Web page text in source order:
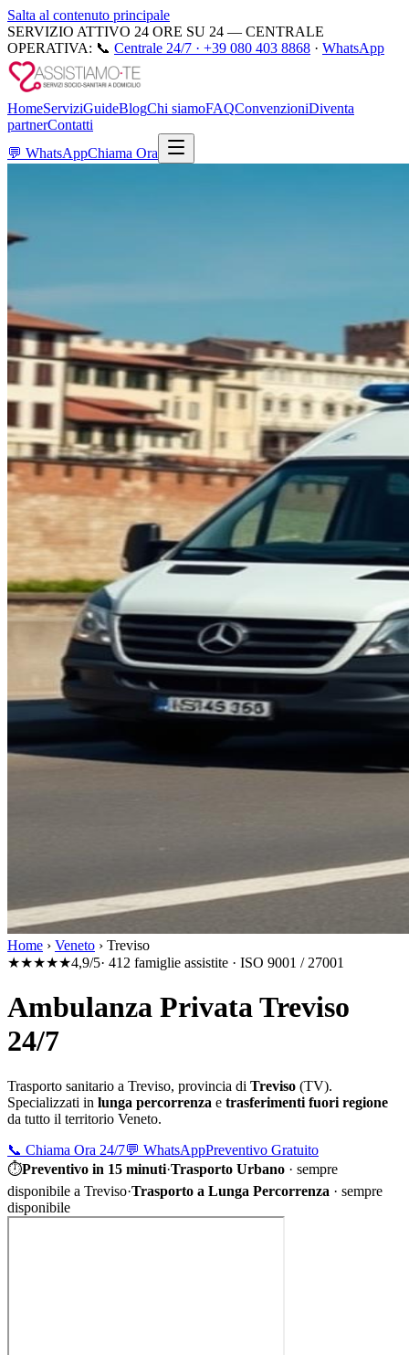
Salta al contenuto principale
SERVIZIO ATTIVO 24 ORE SU 24 — CENTRALE
OPERATIVA: 📞 Centrale 24/7 · +39 080 403 8868 · WhatsApp
HomeServiziGuideBlogChi siamoFAQConvenzioniDiventa
partnerContatti
💬 WhatsAppChiama Ora
Home › Veneto › Treviso
★★★★★4,9/5· 412 famiglie assistite · ISO 9001 / 27001
Ambulanza Privata Treviso
24/7
Trasporto sanitario a Treviso, provincia di Treviso (TV).
Specializzati in lunga percorrenza e trasferimenti fuori regione
da tutto il territorio Veneto.
📞 Chiama Ora 24/7💬 WhatsAppPreventivo Gratuito
⏱Preventivo in 15 minuti·Trasporto Urbano · sempre
disponibile a Treviso·Trasporto a Lunga Percorrenza · sempre
disponibile